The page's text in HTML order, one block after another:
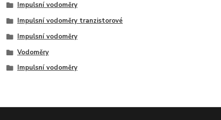
Impulsní vodoměry
Impulsní vodoměry tranzistorové
Impulsní vodoměry
Vodoměry
Impulsní vodoměry